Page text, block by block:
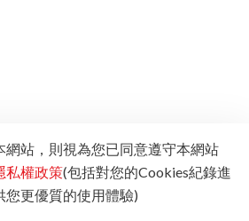
網站，則視為您已同意遵守本網站
私權政策(包括對您的Cookies紀錄進
您更優質的使用體驗)